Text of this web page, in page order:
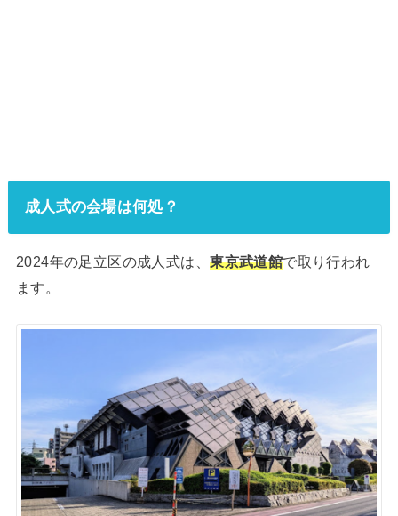
成人式の会場は何処？
2024年の足立区の成人式は、東京武道館で取り行われ
ます。